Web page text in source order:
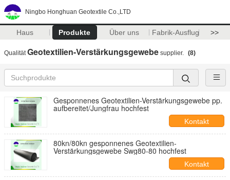
Ningbo Honghuan Geotextile Co.,LTD
Haus Produkte Über uns Fabrik-Ausflug >>
QualitätGeotextilien-Verstärkungsgewebe supplier. (8)
Gesponnenes Geotextilien-Verstärkungsgewebe pp.
aufbereitet/Jungfrau hochfest
Kontakt
80kn/80kn gesponnenes Geotextilien-
Verstärkungsgewebe Swg80-80 hochfest
Kontakt